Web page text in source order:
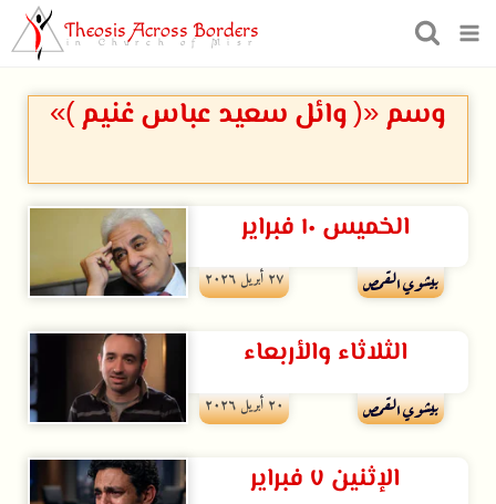
Theosis Across Borders
in Church of Misr
وسم «( وائل سعيد عباس غنيم )»
الخميس ١٠ فبراير
بيشوي القمص ۲۷ أبريل ۲۰۲٦
الثلاثاء والأربعاء
بيشوي القمص ۲۰ أبريل ۲۰۲٦
الإثنين ٧ فبراير